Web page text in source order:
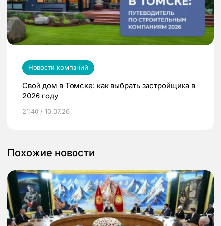
Новости компаний
Свой дом в Томске: как выбрать застройщика в
2026 году
21:40 / 10.07.26
Похожие новости